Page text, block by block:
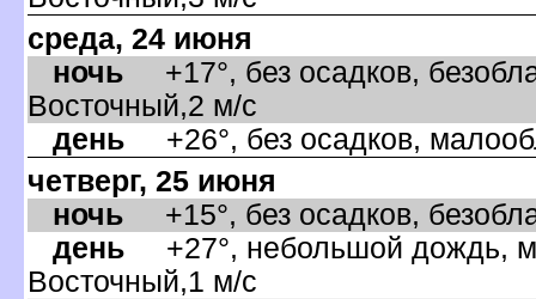
среда, 24 июня
ночь +17°, без осадков,
осточный,2 м/с
день +26°, без осадков,
четверг, 25 июня
ночь +15°, без осадков,
день +27°, небольшой дождь,
осточный,1 м/с